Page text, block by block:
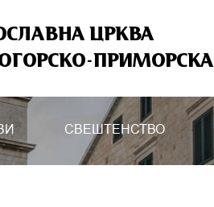
ЦРКВА
ПРИМОРСКА
СВЕШТЕНСТВО